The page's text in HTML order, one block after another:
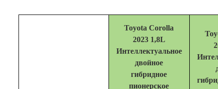
Toyota Corolla
2023 1,8L
Интеллектуальное
двойное
гибридное
пионерское